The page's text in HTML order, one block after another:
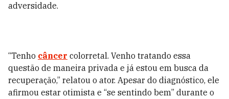
adversidade.
“Tenho câncer colorretal. Venho tratando essa
questão de maneira privada e já estou em busca da
recuperação,” relatou o ator. Apesar do diagnóstico, ele
afirmou estar otimista e “se sentindo bem” durante o